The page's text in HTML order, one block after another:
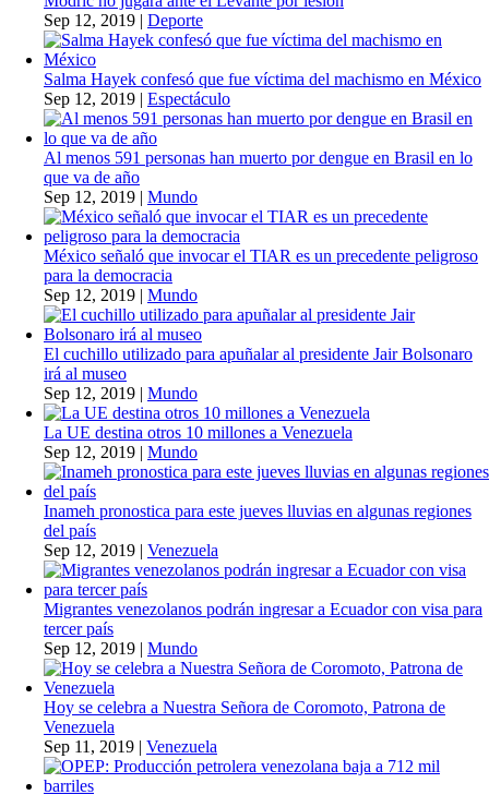
Sep 12, 2019 | Deporte
Salma Hayek confesó que fue víctima del machismo en México
Sep 12, 2019 | Espectáculo
Al menos 591 personas han muerto por dengue en Brasil en lo
que va de año
Sep 12, 2019 | Mundo
México señaló que invocar el TIAR es un precedente peligroso
para la democracia
Sep 12, 2019 | Mundo
El cuchillo utilizado para apuñalar al presidente Jair Bolsonaro
irá al museo
Sep 12, 2019 | Mundo
La UE destina otros 10 millones a Venezuela
Sep 12, 2019 | Mundo
Inameh pronostica para este jueves lluvias en algunas regiones
del país
Sep 12, 2019 | Venezuela
Migrantes venezolanos podrán ingresar a Ecuador con visa para
tercer país
Sep 12, 2019 | Mundo
Hoy se celebra a Nuestra Señora de Coromoto, Patrona de
Venezuela
Sep 11, 2019 | Venezuela